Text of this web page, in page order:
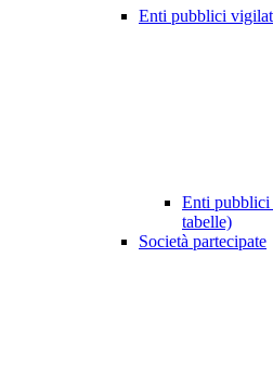
Enti pubblici
Enti pubblici
tabelle)
Società partecipate